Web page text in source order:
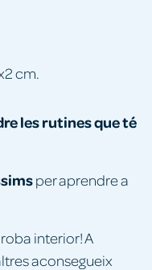
les rutines que té
per aprendre a
interior! A
aconsegueix
cm.